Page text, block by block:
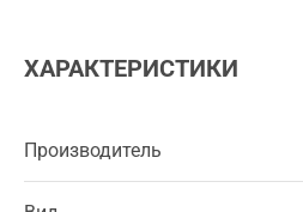
ХАРАКТЕРИСТИКИ
Производитель